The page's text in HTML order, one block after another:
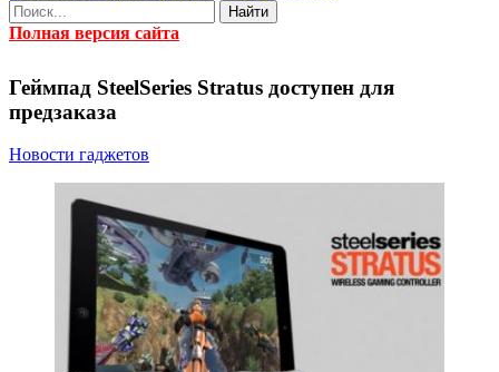
Найти
Полная версия сайта
Геймпад SteelSeries Stratus доступен для
предзаказа
Новости гаджетов